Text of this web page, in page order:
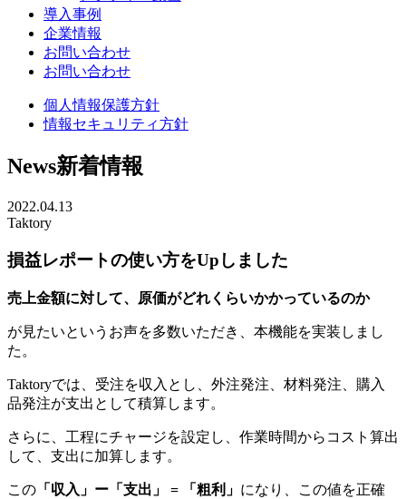
導入事例
企業情報
お問い合わせ
お問い合わせ
個人情報保護方針
情報セキュリティ方針
News新着情報
2022.04.13
Taktory
損益レポートの使い方をUpしました
売上金額に対して、原価がどれくらいかかっているのか
が見たいというお声を多数いただき、本機能を実装しまし
た。
Taktoryでは、受注を収入とし、外注発注、材料発注、購入
品発注が支出として積算します。
さらに、工程にチャージを設定し、作業時間からコスト算出
して、支出に加算します。
この 「収入」ー「支出」 = 「粗利」 になり、この値を正確